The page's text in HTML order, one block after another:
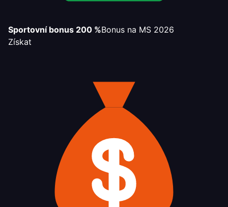
Sportovní bonus 200 %Bonus na MS 2026
Získat